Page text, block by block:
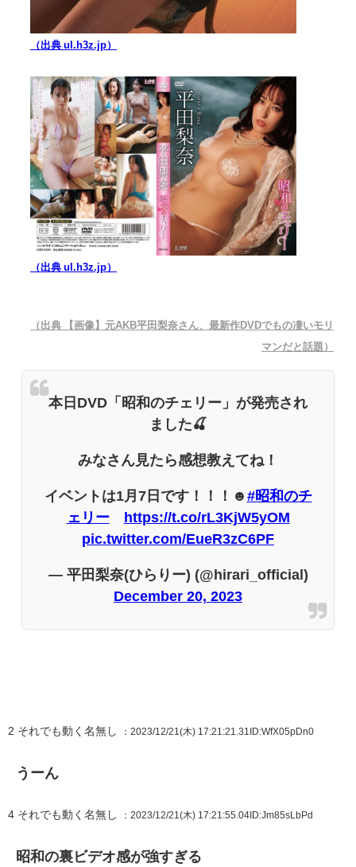
（出典 ul.h3z.jp）
（出典 ul.h3z.jp）
（出典 【画像】元AKB平田梨奈さん、最新作DVDでもの凄いモリ
マンだと話題）
本日DVD「昭和のチェリー」が発売され
ました🍒
みなさん見たら感想教えてね！
イベントは1月7日です！！！☻ #昭和のチ
ェリー
https://t.co/rL3KjW5yOM
pic.twitter.com/EueR3zC6PF
— 平田梨奈(ひらりー) (@hirari_official)
December 20, 2023
2 それでも動く名無し ：2023/12/21(木) 17:21:21.31 ID:WfX05pDn0
うーん
4 それでも動く名無し ：2023/12/21(木) 17:21:55.04 ID:Jm85sLbPd
昭和の裏ビデオ感が強すぎる